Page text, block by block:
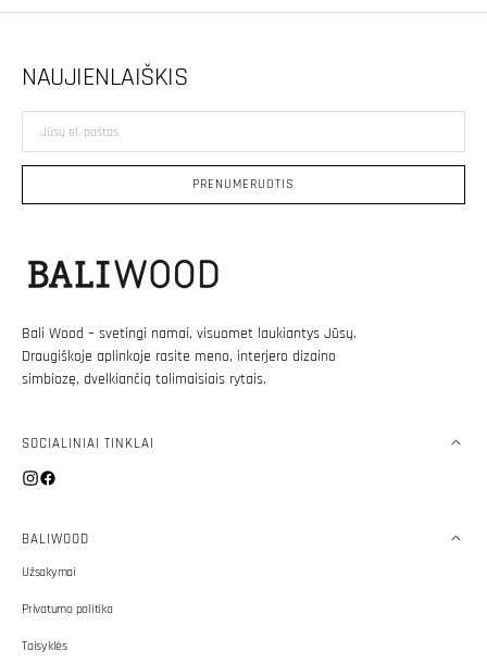
Bali Wood – svetingi namai, visuomet laukiantys Jūsų.
Draugiškoje aplinkoje rasite meno, interjero dizaino
simbiozę, dvelkiančią tolimaisiais rytais.
SOCIALINIAI TINKLAI
Instagram
Facebook
BALIWOOD
Užsakymai
Privatumo politika
Taisyklės
NAUJIENLAIŠKIS
Jūsų
el.
PRENUMERUOTIS